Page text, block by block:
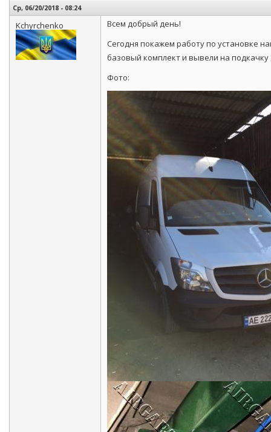
Ср, 06/20/2018 - 08:24
Kchyrchenko
Всем добрый день!
Сегодня покажем работу по установке
базовый комплект и вывели на
Фото: